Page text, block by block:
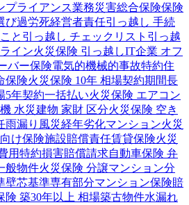
プライアンス業務災害総合保険保険
び過労死経営者責任引っ越し 手続
と 引っ越し チェックリスト 引っ越
イン火災保険 引っ越しIT企業 オフ
バー保険電気的機械的事故特約住
保険火災保険 10年 相場契約期間長
5年契約一括払い火災保険 エアコン
水災建物 家財 区分火災保険 空き
雨漏り 風災経年劣化マンション火災
け保険施設賠償責任賃貸保険火災
用特約損害賠償請求自動車保険 弁
般物件火災保険 分譲マンション分
壁芯基準専有部分マンション保険賠
険 築30年以上 相場築古物件水漏れ